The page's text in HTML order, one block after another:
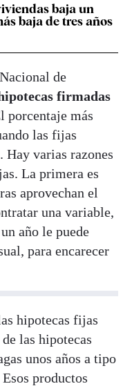
baja un
baja de tres años
de
firmadas
porcentaje más
las fijas
varias razones
La primera es
aprovechan el
una variable,
año le puede
para encarecer
hipotecas fijas
las hipotecas
unos años a tipo
productos